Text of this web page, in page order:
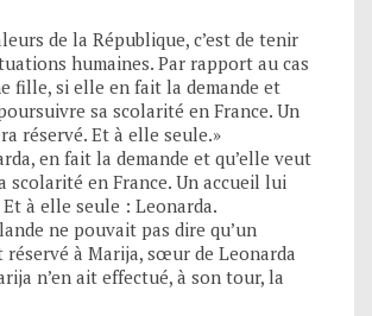
de la République, c’est de tenir
humaines. Par rapport au cas
fille, si elle en fait la demande et
sa scolarité en France. Un
réservé. Et à elle seule.»
en fait la demande et qu’elle veut
scolarité en France. Un accueil lui
à elle seule : Leonarda.
ne pouvait pas dire qu’un
réservé à Marija, sœur de Leonarda
n’en ait effectué, à son tour, la